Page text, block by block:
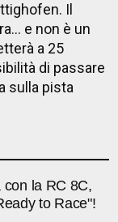
Il
e non è un
a 25
di passare
sulla pista
con la RC 8C,
to Race"!